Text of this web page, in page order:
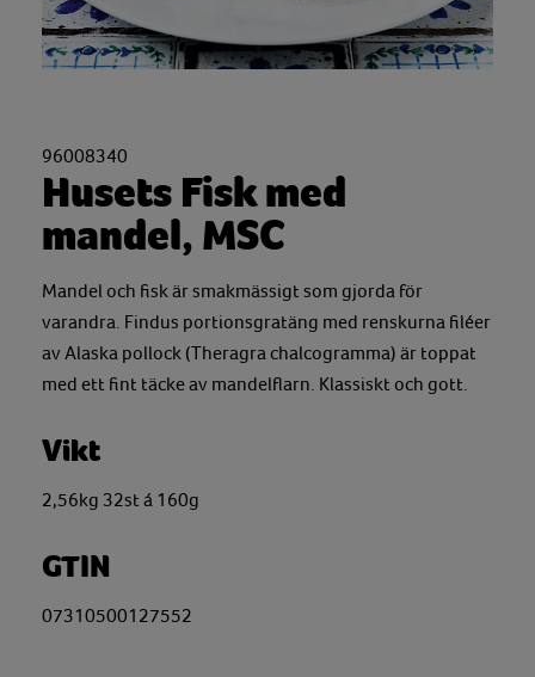
96008340
Husets Fisk med
mandel, MSC
Mandel och fisk är smakmässigt som gjorda för
varandra. Findus portionsgratäng med renskurna filéer
av Alaska pollock (Theragra chalcogramma) är toppat
med ett fint täcke av mandelflarn. Klassiskt och gott.
Vikt
2,56kg 32st á 160g
GTIN
07310500127552